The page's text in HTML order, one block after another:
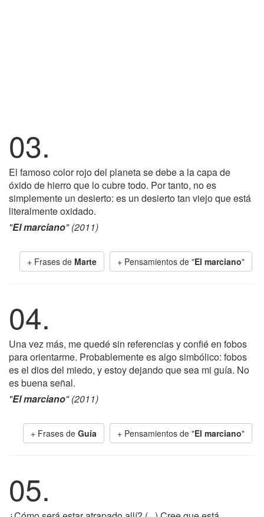
03.
El famoso color rojo del planeta se debe a la capa de
óxido de hierro que lo cubre todo. Por tanto, no es
simplemente un desierto: es un desierto tan viejo que está
literalmente oxidado.
"El marciano" (2011)
+ Frases de Marte + Pensamientos de "El marciano"
04.
Una vez más, me quedé sin referencias y confié en fobos
para orientarme. Probablemente es algo simbólico: fobos
es el dios del miedo, y estoy dejando que sea mi guía. No
es buena señal.
"El marciano" (2011)
+ Frases de Guía + Pensamientos de "El marciano"
05.